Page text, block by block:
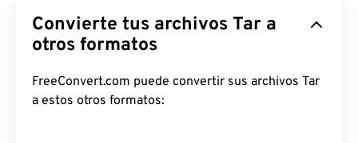
Convierte tus archivos Tar a
otros formatos
FreeConvert.com puede convertir sus archivos Tar
a estos otros formatos: